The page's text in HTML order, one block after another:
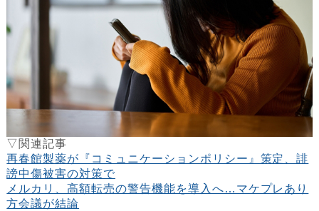
▽関連記事
再春館製薬が『コミュニケーションポリシー』策定、誹
謗中傷被害の対策で
メルカリ、高額転売の警告機能を導入へ…マケプレあり
方会議が結論